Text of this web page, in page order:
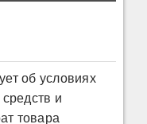
об условиях
и
товара